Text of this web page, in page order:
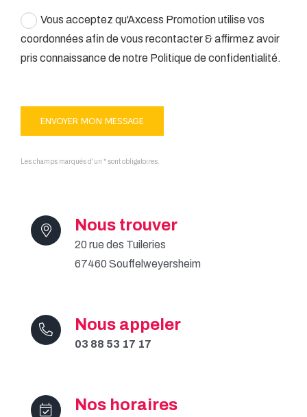
Vous acceptez qu'Axcess Promotion utilise vos
coordonnées afin de vous recontacter & affirmez avoir
pris connaissance de notre Politique de confidentialité.
Les champs marqués d'un * sont obligatoires.
Nous trouver
20 rue des Tuileries
67460 Souffelweyersheim
Nous appeler
03 88 53 17 17
Nos horaires